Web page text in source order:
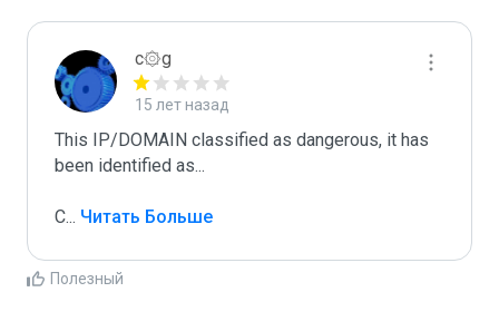
c۞g
15 лет назад
This IP/DOMAIN classified as dangerous, it has
been identified as...
C... Читать Больше
Полезный